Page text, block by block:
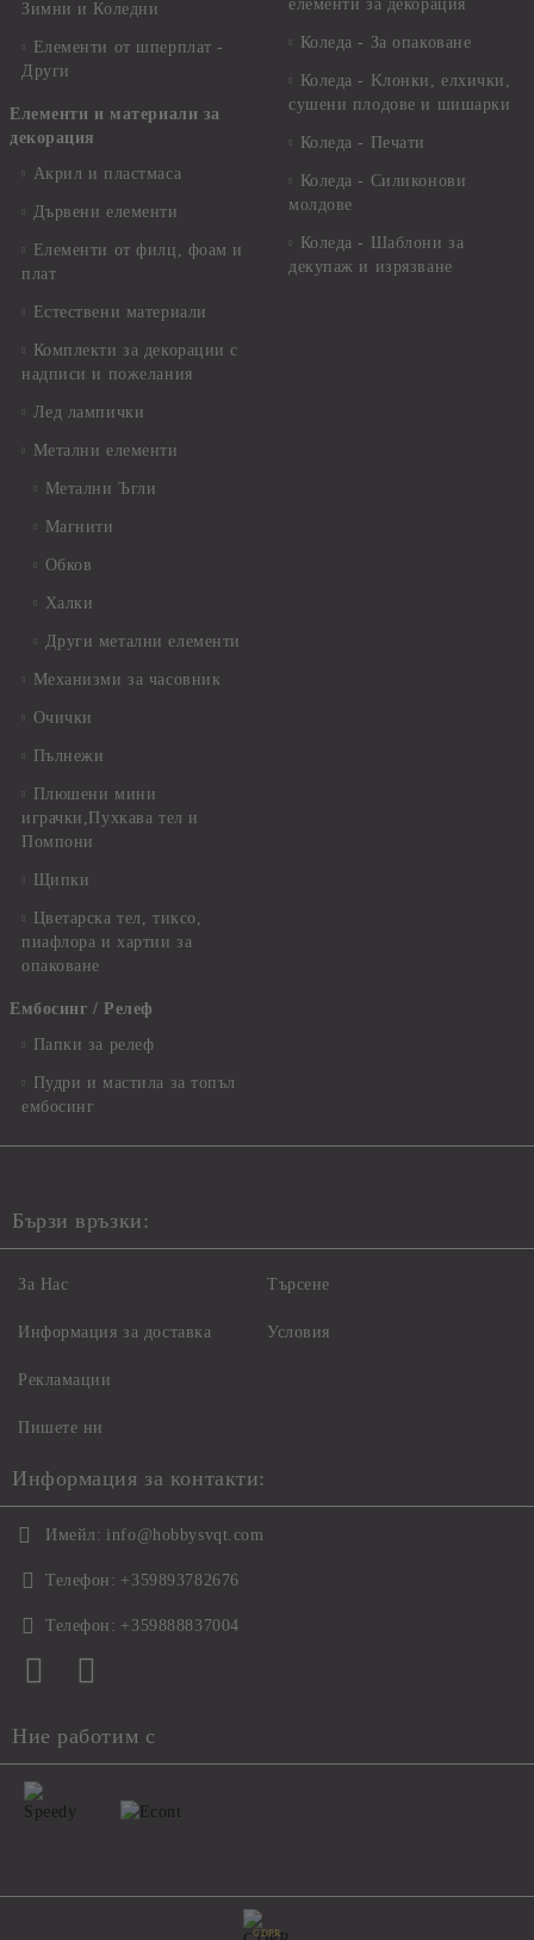
Зимни и Коледни
Елементи от шперплат -
Други
Елементи и материали за
декорация
Акрил и пластмаса
Дървени елементи
Елементи от филц, фоам и
плат
Естествени материали
Комплекти за декорации с
надписи и пожелания
Лед лампички
Метални елементи
Метални Ъгли
Магнити
Обков
Халки
Други метални елементи
Механизми за часовник
Очички
Пълнежи
Плюшени мини
играчки,Пухкава тел и
Помпони
Щипки
Цветарска тел, тиксо,
пиафлора и хартии за
опаковане
Ембосинг / Релеф
Папки за релеф
Пудри и мастила за топъл
ембосинг
елементи за декорация
Коледа - За опаковане
Коледа - Kлонки, елхички,
сушени плодове и шишарки
Коледа - Печати
Коледа - Силиконови
молдове
Коледа - Шаблони за
декупаж и изрязване
Бързи връзки:
За Нас
Информация за доставка
Рекламации
Пишете ни
Търсене
Условия
Информация за контакти:
Имейл: info@hobbysvqt.com
Телефон: +359893782676
Телефон: +359888837004
Ние работим с
GDPR